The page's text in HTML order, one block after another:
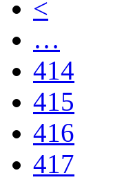
<
…
414
415
416
417